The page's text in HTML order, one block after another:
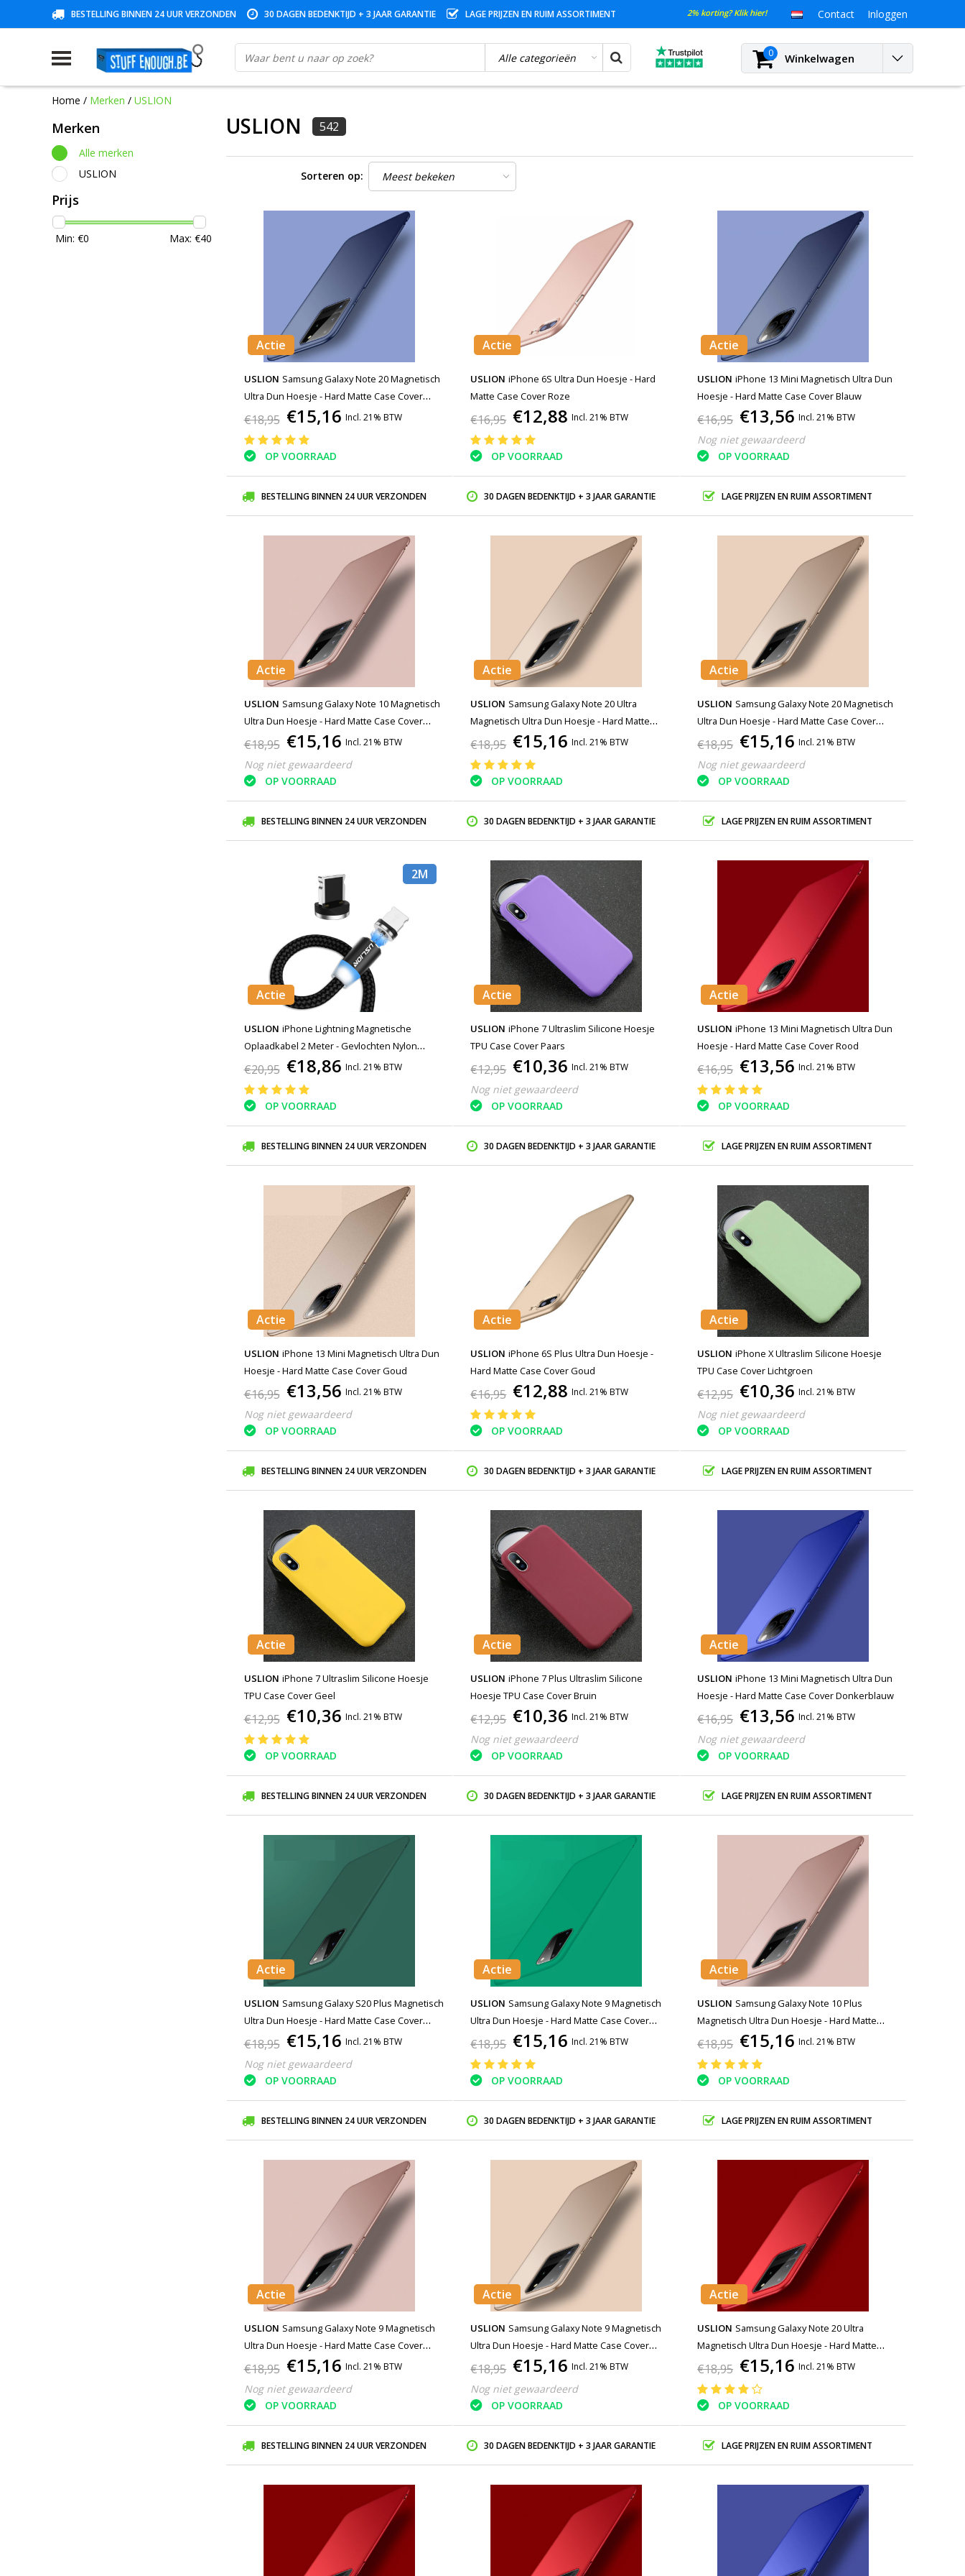
BESTELLING BINNEN 24 UUR VERZONDEN 30 DAGEN BEDENKTIJD + 3 JAAR GARANTIE LAGE PRIJZEN EN RUIM ASSORTIMENT 2% korting? Klik hier! Contact Inloggen
0 Winkelwagen
Home / Merken / USLION
Merken
Alle merken
USLION
Prijs
Min: €0 Max: €40
USLION 542
Sorteren op:
Actie
USLION Samsung Galaxy Note 20 Magnetisch
Ultra Dun Hoesje - Hard Matte Case Cover
Donkerblauw
€18,95 €15,16 Incl. 21% BTW
OP VOORRAAD
Actie
USLION iPhone 6S Ultra Dun Hoesje - Hard
Matte Case Cover Roze
€16,95 €12,88 Incl. 21% BTW
OP VOORRAAD
Actie
USLION iPhone 13 Mini Magnetisch Ultra Dun
Hoesje - Hard Matte Case Cover Blauw
€16,95 €13,56 Incl. 21% BTW
Nog niet gewaardeerd
OP VOORRAAD
BESTELLING BINNEN 24 UUR VERZONDEN 30 DAGEN BEDENKTIJD + 3 JAAR GARANTIE LAGE PRIJZEN EN RUIM ASSORTIMENT
Actie
USLION Samsung Galaxy Note 10 Magnetisch
Ultra Dun Hoesje - Hard Matte Case Cover
Roze
€18,95 €15,16 Incl. 21% BTW
Nog niet gewaardeerd
OP VOORRAAD
Actie
USLION Samsung Galaxy Note 20 Ultra
Magnetisch Ultra Dun Hoesje - Hard Matte
Case Cover Goud
€18,95 €15,16 Incl. 21% BTW
OP VOORRAAD
Actie
USLION Samsung Galaxy Note 20 Magnetisch
Ultra Dun Hoesje - Hard Matte Case Cover
Goud
€18,95 €15,16 Incl. 21% BTW
Nog niet gewaardeerd
OP VOORRAAD
BESTELLING BINNEN 24 UUR VERZONDEN 30 DAGEN BEDENKTIJD + 3 JAAR GARANTIE LAGE PRIJZEN EN RUIM ASSORTIMENT
2M
Actie
USLION iPhone Lightning Magnetische
Oplaadkabel 2 Meter - Gevlochten Nylon
Oplader Data Kabel Android Zwart
€20,95 €18,86 Incl. 21% BTW
OP VOORRAAD
Actie
USLION iPhone 7 Ultraslim Silicone Hoesje
TPU Case Cover Paars
€12,95 €10,36 Incl. 21% BTW
Nog niet gewaardeerd
OP VOORRAAD
Actie
USLION iPhone 13 Mini Magnetisch Ultra Dun
Hoesje - Hard Matte Case Cover Rood
€16,95 €13,56 Incl. 21% BTW
OP VOORRAAD
BESTELLING BINNEN 24 UUR VERZONDEN 30 DAGEN BEDENKTIJD + 3 JAAR GARANTIE LAGE PRIJZEN EN RUIM ASSORTIMENT
Actie
USLION iPhone 13 Mini Magnetisch Ultra Dun
Hoesje - Hard Matte Case Cover Goud
€16,95 €13,56 Incl. 21% BTW
Nog niet gewaardeerd
OP VOORRAAD
Actie
USLION iPhone 6S Plus Ultra Dun Hoesje -
Hard Matte Case Cover Goud
€16,95 €12,88 Incl. 21% BTW
OP VOORRAAD
Actie
USLION iPhone X Ultraslim Silicone Hoesje
TPU Case Cover Lichtgroen
€12,95 €10,36 Incl. 21% BTW
Nog niet gewaardeerd
OP VOORRAAD
BESTELLING BINNEN 24 UUR VERZONDEN 30 DAGEN BEDENKTIJD + 3 JAAR GARANTIE LAGE PRIJZEN EN RUIM ASSORTIMENT
Actie
USLION iPhone 7 Ultraslim Silicone Hoesje
TPU Case Cover Geel
€12,95 €10,36 Incl. 21% BTW
OP VOORRAAD
Actie
USLION iPhone 7 Plus Ultraslim Silicone
Hoesje TPU Case Cover Bruin
€12,95 €10,36 Incl. 21% BTW
Nog niet gewaardeerd
OP VOORRAAD
Actie
USLION iPhone 13 Mini Magnetisch Ultra Dun
Hoesje - Hard Matte Case Cover Donkerblauw
€16,95 €13,56 Incl. 21% BTW
Nog niet gewaardeerd
OP VOORRAAD
BESTELLING BINNEN 24 UUR VERZONDEN 30 DAGEN BEDENKTIJD + 3 JAAR GARANTIE LAGE PRIJZEN EN RUIM ASSORTIMENT
Actie
USLION Samsung Galaxy S20 Plus Magnetisch
Ultra Dun Hoesje - Hard Matte Case Cover
Donkergroen
€18,95 €15,16 Incl. 21% BTW
Nog niet gewaardeerd
OP VOORRAAD
Actie
USLION Samsung Galaxy Note 9 Magnetisch
Ultra Dun Hoesje - Hard Matte Case Cover
Groen
€18,95 €15,16 Incl. 21% BTW
OP VOORRAAD
Actie
USLION Samsung Galaxy Note 10 Plus
Magnetisch Ultra Dun Hoesje - Hard Matte
Case Cover Roze
€18,95 €15,16 Incl. 21% BTW
OP VOORRAAD
BESTELLING BINNEN 24 UUR VERZONDEN 30 DAGEN BEDENKTIJD + 3 JAAR GARANTIE LAGE PRIJZEN EN RUIM ASSORTIMENT
Actie
USLION Samsung Galaxy Note 9 Magnetisch
Ultra Dun Hoesje - Hard Matte Case Cover
Roze
€18,95 €15,16 Incl. 21% BTW
Nog niet gewaardeerd
OP VOORRAAD
Actie
USLION Samsung Galaxy Note 9 Magnetisch
Ultra Dun Hoesje - Hard Matte Case Cover
Goud
€18,95 €15,16 Incl. 21% BTW
Nog niet gewaardeerd
OP VOORRAAD
Actie
USLION Samsung Galaxy Note 20 Ultra
Magnetisch Ultra Dun Hoesje - Hard Matte
Case Cover Rood
€18,95 €15,16 Incl. 21% BTW
OP VOORRAAD
BESTELLING BINNEN 24 UUR VERZONDEN 30 DAGEN BEDENKTIJD + 3 JAAR GARANTIE LAGE PRIJZEN EN RUIM ASSORTIMENT